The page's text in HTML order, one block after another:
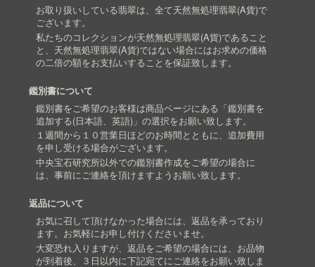
お取り扱いしている翡翠は、全て天然無処理翡翠(A貨)で
ございます。
私たちのコレクションが天然無処理翡翠(A貨)であること
と、天然無処理翡翠(A貨)ではない場合にはお求めの価格
の二倍の額をお支払いすることを保証致します。
鑑別書について
鑑別書をご希望のお客様は商品ページにある「鑑別書を
追加する(日本語、英語)」の選択をお願い致します。
１週間から１０営業日ほどのお時間とともに、追加費用
を申し受ける場合がございます。
中央宝石研究所以外での鑑別書作成をご希望の場合に
は、事前にご連絡を頂けますようお願い致します。
返品について
お気に召して頂けなかった場合には、返品を承っており
ます。お気軽にお申し付けくださいませ。
大変恐れ入りますが、返品をご希望の場合には、お品物
が到着後、３日以内に下記宛てにご連絡をお願い致しま